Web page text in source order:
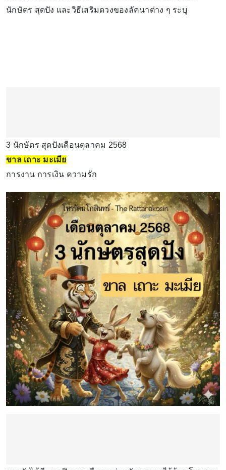
นักษัตร สุดปัง และวิธีเสริมดวงของลัคนาต่าง ๆ ระบุ
3 นักษัตร สุดปังเดือนตุลาคม 2568
ขาล เถาะ มะเมีย
การงาน การเงิน ความรัก